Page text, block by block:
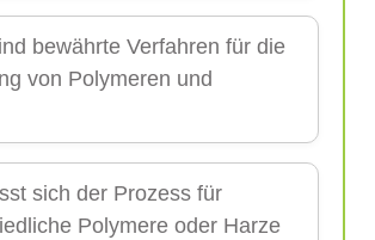
bewährte Verfahren für die
von Polymeren und
sich der Prozess für
Polymere oder Harze